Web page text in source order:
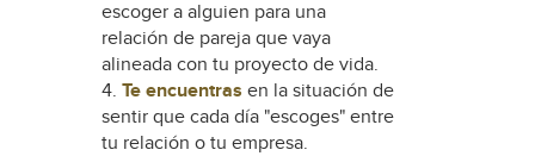
escoger a alguien para una
relación de pareja que vaya
alineada con tu proyecto de vida.
4.Te encuentras en la situación de
sentir que cada día "escoges" entre
tu relación o tu empresa.